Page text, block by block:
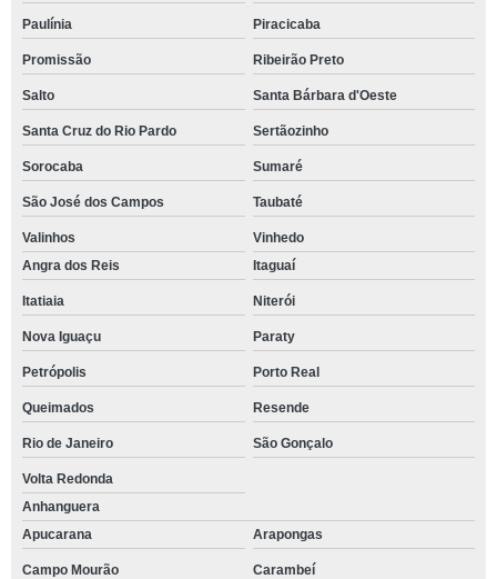
Paulínia Piracicaba
Promissão Ribeirão Preto
Salto Santa Bárbara d'Oeste
Santa Cruz do Rio Pardo Sertãozinho
Sorocaba Sumaré
São José dos Campos Taubaté
Valinhos
Vinhedo
Angra dos Reis
Itaguaí
Itatiaia Niterói
Nova Iguaçu Paraty
Petrópolis Porto Real
Queimados Resende
Rio de Janeiro São Gonçalo
Volta Redonda
Anhanguera
Apucarana
Arapongas
Campo Mourão Carambeí